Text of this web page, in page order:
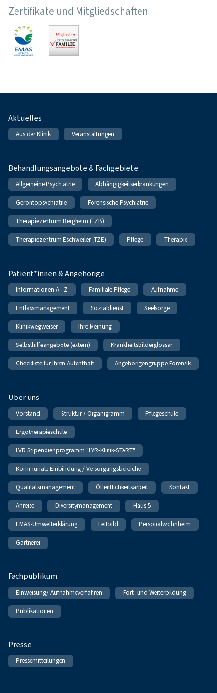
Zertifikate und Mitgliedschaften
Fußnavigation
Aktuelles
Aus der Klinik Veranstaltungen
Behandlungsangebote & Fachgebiete
Allgemeine Psychiatrie Abhängigkeitserkrankungen
Gerontopsychiatrie Forensische Psychiatrie
Therapiezentrum Bergheim (TZB)
Therapiezentrum Eschweiler (TZE) Pflege Therapie
Patient*innen & Angehörige
Informationen A - Z Familiale Pflege Aufnahme
Entlassmanagement Sozialdienst Seelsorge
Klinikwegweiser Ihre Meinung
Selbsthilfeangebote (extern) Krankheitsbilderglossar
Checkliste für Ihren Aufenthalt Angehörigengruppe Forensik
Über uns
Vorstand Struktur / Organigramm Pflegeschule
Ergotherapieschule
LVR Stipendienprogramm "LVR-Klinik-START"
Kommunale Einbindung / Versorgungsbereiche
Qualitätsmanagement Öffentlichkeitsarbeit Kontakt
Anreise Diversitymanagement Haus 5
EMAS-Umwelterklärung Leitbild Personalwohnheim
Gärtnerei
Fachpublikum
Einweisung/ Aufnahmeverfahren Fort- und Weiterbildung
Publikationen
Presse
Pressemitteilungen